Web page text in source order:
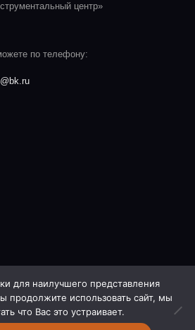
центр»
по телефону:
защищены.Сайт разработан студией:
| ЧЕЛЯБИНСК |- http://advert74.ru/
для наилучшего представления
продолжите использовать сайт, мы
что Вас это устраивает.